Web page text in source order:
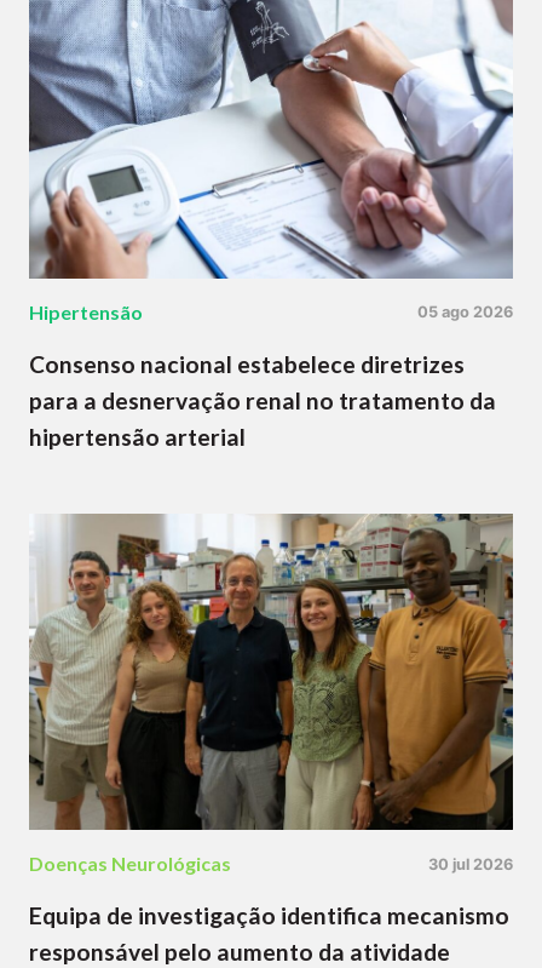
Hipertensão 05 ago 2026
Consenso nacional estabelece diretrizes
para a desnervação renal no tratamento da
hipertensão arterial
Doenças Neurológicas 30 jul 2026
Equipa de investigação identifica mecanismo
responsável pelo aumento da atividade